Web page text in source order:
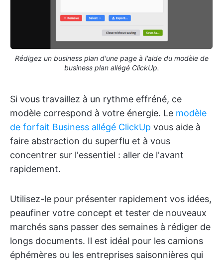
Rédigez un business plan d'une page à l'aide du modèle de
business plan allégé ClickUp.
Si vous travaillez à un rythme effréné, ce
modèle correspond à votre énergie. Le modèle
de forfait Business allégé ClickUp vous aide à
faire abstraction du superflu et à vous
concentrer sur l'essentiel : aller de l'avant
rapidement.
Utilisez-le pour présenter rapidement vos idées,
peaufiner votre concept et tester de nouveaux
marchés sans passer des semaines à rédiger de
longs documents. Il est idéal pour les camions
éphémères ou les entreprises saisonnières qui